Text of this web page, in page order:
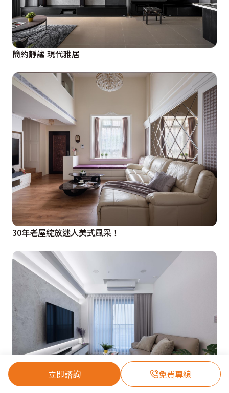
立即諮詢 免費專線
簡約靜謐 現代雅居
30年老屋綻放迷人美式風采！